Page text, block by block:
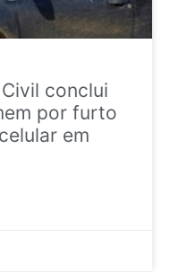
conclui
por furto
em